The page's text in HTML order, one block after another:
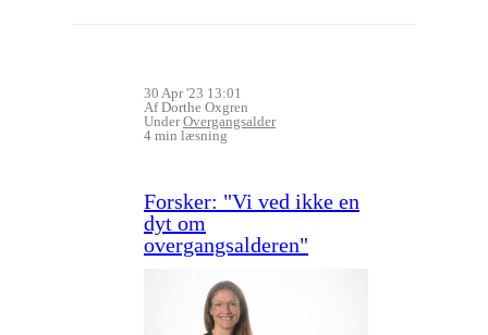
30 Apr '23 13:01
Af Dorthe Oxgren
UnderOvergangsalder
4 min læsning
Forsker: "Vi ved ikke en
dyt om
overgangsalderen"